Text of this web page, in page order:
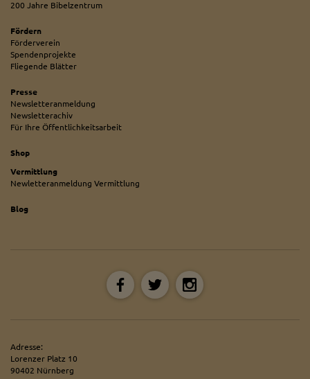
200 Jahre Bibelzentrum
Fördern
Förderverein
Spendenprojekte
Fliegende Blätter
Presse
Newsletteranmeldung
Newsletterachiv
Für Ihre Öffentlichkeitsarbeit
Shop
Vermittlung
Newletteranmeldung Vermittlung
Blog
Adresse:
Lorenzer Platz 10
90402 Nürnberg